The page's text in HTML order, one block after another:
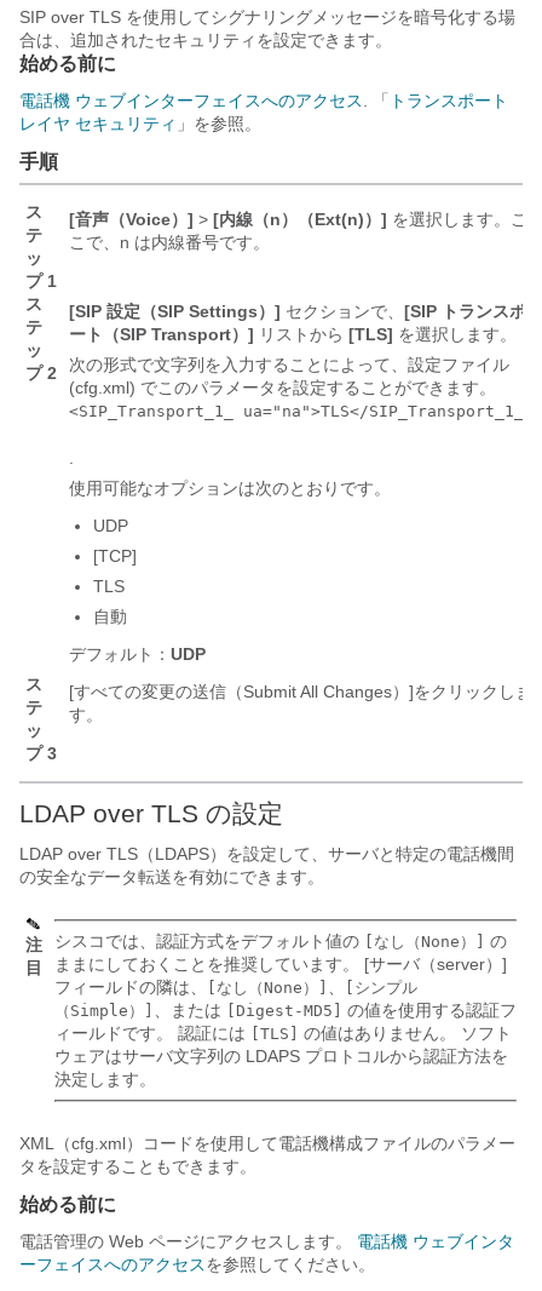
SIP over TLS を使用してシグナリングメッセージを暗号化する場
合は、追加されたセキュリティを設定できます。
始める前に
電話機 ウェブインターフェイスへのアクセス . 「
トランスポート
レイヤ セキュリティ 」を参照。
手順
ス
テ
ッ
プ 1
[音声（Voice）] > [内線（n）（Ext(n)）] を選択します。こ
こで、n は内線番号です。
ス
テ
ッ
プ 2
[SIP 設定（SIP Settings）] セクションで、 [SIP トランスポ
ート（SIP Transport）] リストから [TLS] を選択します。
次の形式で文字列を入力することによって、設定ファイル
(cfg.xml) でこのパラメータを設定することができます。
<SIP_Transport_1_ ua="na">TLS</SIP_Transport_1_>
使用可能なオプションは次のとおりです。
UDP
[TCP]
TLS
自動
デフォルト： UDP
ス
テ
ッ
プ 3
[すべての変更の送信（Submit All Changes）]をクリックしま
す。
LDAP over TLS の設定
LDAP over TLS（LDAPS）を設定して、サーバと特定の電話機間
の安全なデータ転送を有効にできます。
注
目
シスコでは、認証方式をデフォルト値の [なし（None）]
の
ままにしておくことを推奨しています。 [サーバ（server）]
フィールドの隣は、
[なし（None）]
[シンプル
（Simple）]
、または [Digest-MD5]
の値を使用する認証フ
ィールドです。 認証には
[TLS]
の値はありません。 ソフト
ウェアはサーバ文字列の LDAPS プロトコルから認証方法を
決定します。
XML（cfg.xml）コードを使用して電話機構成ファイルのパラメー
タを設定することもできます。
始める前に
電話管理の Web ページにアクセスします。 電話機 ウェブインタ
ーフェイスへのアクセスを参照してください。